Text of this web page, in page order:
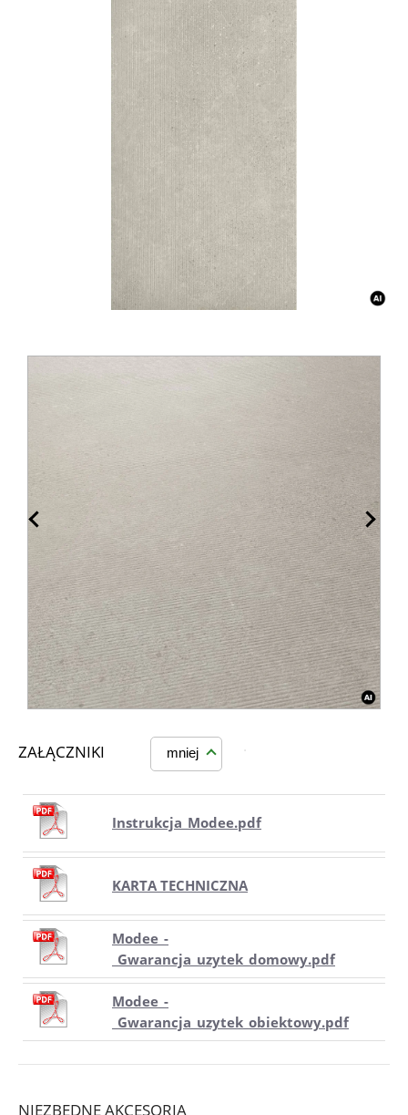
ZAŁĄCZNIKI mniej
Instrukcja_Modee.pdf
KARTA TECHNICZNA
Modee_-
_Gwarancja_uzytek_domowy.pdf
Modee_-
_Gwarancja_uzytek_obiektowy.pdf
NIEZBĘDNE AKCESORIA